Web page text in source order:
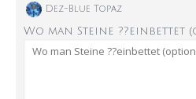
Dez-Blue Topaz
Wo man Steine ??einbettet